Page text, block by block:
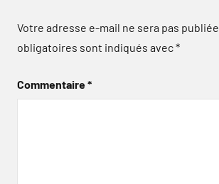
Votre adresse e-mail ne sera pas publiée.
obligatoires sont indiqués avec*
Commentaire*